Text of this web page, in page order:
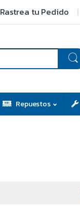
Rastrea tu Pedido
Repuestos